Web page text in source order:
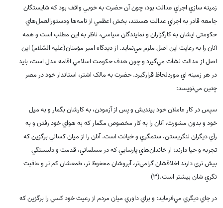
زمينه سازي اجراي عدالت بود، چون آن حضرت به خوبي واقف بود که شايستگان
جامعه قادر به اجراي عدالت هستند، بخش اعظمي از نامه‌ها ودستورالعمل‌هاي
حکومتي ايشان به کارگزاران و نمايندگان سياسي، ناظر به اين مطلب است و همه
آنان را به رعايت اين اصل ملزم مي‌نمايد. از ديدگاه امير مؤمنان(علیه السّلام) اين
اصل از عدالت نشأت مي‌گيرد و چون هدف حکومت اسلامي اقامه عدل است، بايد
در هر زمينه اي موردلحاظ قرارگيرد. حضرت به مالک اشتر، استاندار خود در مصر
چنين مي‌نويسد:
سپس در کار عاملان خود بينديش و پس از آزمودن، به کارشان بگمار و به ميل
خود و بدون مشورت، آنان را به کار مخصوص مگمار که به هواي خود رفتن و به
رأي ديگران ننگريستن، ستمگري و خيانت است. آنان را از ميان کساني برگزين که
تجربه و حيا دارند؛ از خاندان‌هاي پارسايي که در مسلماني، قدمت و دلبستگي
بيش تري دارند اخلاقشان گرامي‌تر، آبروشان محفوظ تر، طمعشان کم تر و عاقبت
نگري شان بيشتر است.(3)
در جاي ديگري مي‌فرمايد: و براي داوري ميان مردم از رعيت خود کسي را برگزين که